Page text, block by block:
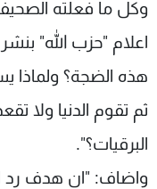
اعلام "حزب الله" بنشر
ثم تقوم الدنيا ولا
البرقيات؟".
واضاف: "ان هدف رد